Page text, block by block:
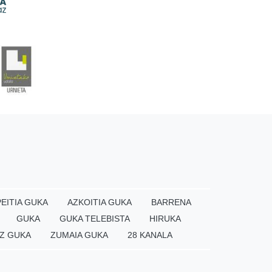
GUKA AZKOITIA GUKA
BARRENA
GUKA GUKA TELEBISTA
HIRUKA
GUKA ZUMAIA GUKA 28 KANALA